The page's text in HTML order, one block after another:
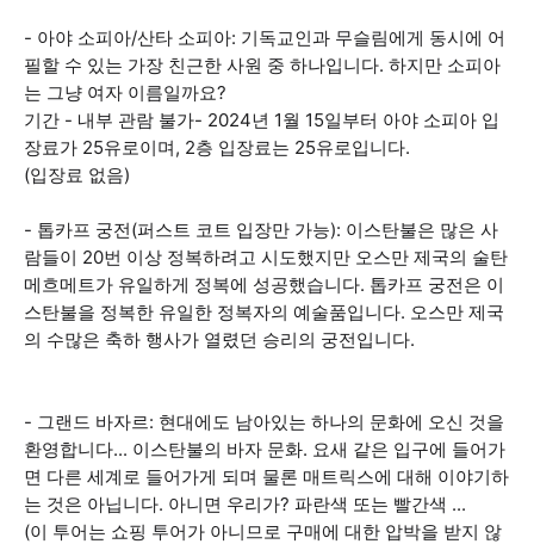
- 아야 소피아/산타 소피아: 기독교인과 무슬림에게 동시에 어
필할 수 있는 가장 친근한 사원 중 하나입니다. 하지만 소피아
는 그냥 여자 이름일까요?
기간 - 내부 관람 불가- 2024년 1월 15일부터 아야 소피아 입
장료가 25유로이며, 2층 입장료는 25유로입니다.
(입장료 없음)
- 톱카프 궁전(퍼스트 코트 입장만 가능): 이스탄불은 많은 사
람들이 20번 이상 정복하려고 시도했지만 오스만 제국의 술탄
메흐메트가 유일하게 정복에 성공했습니다. 톱카프 궁전은 이
스탄불을 정복한 유일한 정복자의 예술품입니다. 오스만 제국
의 수많은 축하 행사가 열렸던 승리의 궁전입니다.
- 그랜드 바자르: 현대에도 남아있는 하나의 문화에 오신 것을
환영합니다... 이스탄불의 바자 문화. 요새 같은 입구에 들어가
면 다른 세계로 들어가게 되며 물론 매트릭스에 대해 이야기하
는 것은 아닙니다. 아니면 우리가? 파란색 또는 빨간색 ...
(이 투어는 쇼핑 투어가 아니므로 구매에 대한 압박을 받지 않